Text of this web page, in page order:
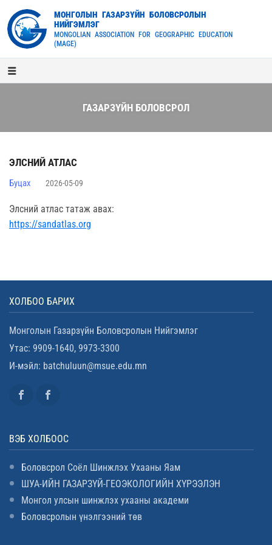
МОНГОЛЫН ГАЗАРЗҮЙН БОЛОВСРОЛЫН
НИЙГЭМЛЭГ
MONGOLIAN ASSOCIATION FOR GEOGRAPHIC EDUCATION
(MAGE)
ГАЗАРЗҮЙН БОЛОВСРОЛ
ЭЛСНИЙ АТЛАС
Буцах 2026-05-09
Элсний атлас татаж авах:
https://sandatlas.org
ХОЛБОО БАРИХ
Монголын Газарзүйн Боловсролын Нийгэмлэг
Утас: 9909-1640, 9973-3300
И-мэйл: batchuluun@msue.edu.mn
ВЭБ ХОЛБООС
Боловсрол Соёл Шинжлэх Ухааны Яам
ШУА-ИЙН ГАЗАРЗҮЙ-ГЕОЭКОЛОГИЙН ХҮРЭЭЛЭН
Монгол улсын шинжлэх ухааны академи
Боловсролын үнэлгээний төв